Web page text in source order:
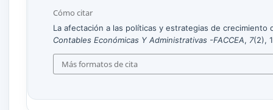
Cómo citar
La afectación a las políticas y estrategias de
Contables Económicas Y Administrativas -FACCEA, 7(2),
Más formatos de cita